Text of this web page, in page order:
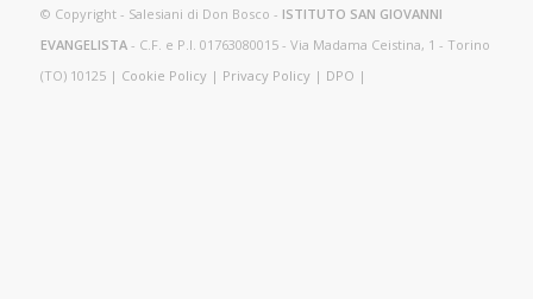
© Copyright - Salesiani di Don Bosco - ISTITUTO SAN GIOVANNI
EVANGELISTA- C.F. e P.I. 01763080015 - Via Madama Ceistina, 1 - Torino
(TO) 10125 | Cookie Policy| Privacy Policy| DPO |